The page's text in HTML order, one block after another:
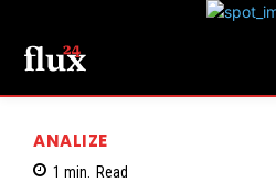
ANALIZE
1 min. Read